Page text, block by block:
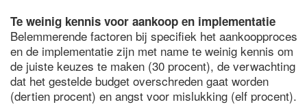
Te weinig kennis voor aankoop en implementatie
Belemmerende factoren bij specifiek het aankoopproces
en de implementatie zijn met name te weinig kennis om
de juiste keuzes te maken (30 procent), de verwachting
dat het gestelde budget overschreden gaat worden
(dertien procent) en angst voor mislukking (elf procent).